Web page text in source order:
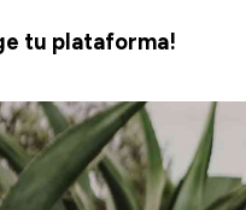
tu plataforma!